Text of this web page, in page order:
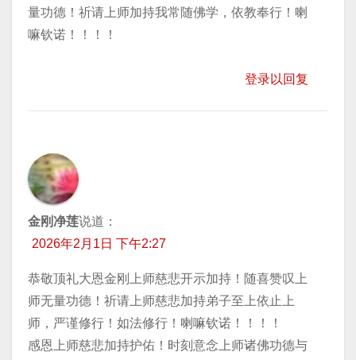
量功德！祈请上师加持我常随佛学，依教奉行！喇
嘛钦诺！！！！
登录以回复
金刚净莲说道：
2026年2月1日 下午2:27
恭敬顶礼大恩金刚上师慈悲开示加持！随喜赞叹上
师无量功德！祈请上师慈悲加持弟子至上依止上
师，严谨修行！如法修行！喇嘛钦诺！！！！
感恩上师慈悲加持护佑！时刻意念上师诸佛功德与